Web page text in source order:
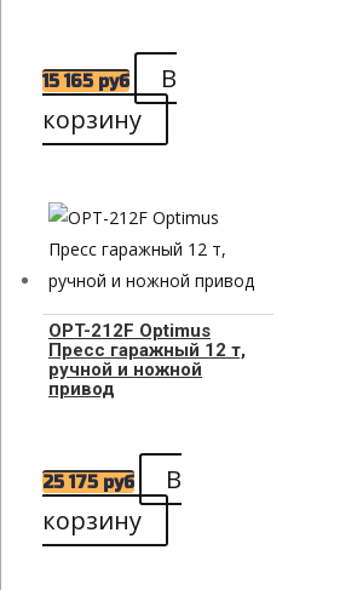
15 165 руб
В
корзину
OPT-212F Optimus
Пресс гаражный 12 т,
ручной и ножной
привод
25 175 руб
В
корзину